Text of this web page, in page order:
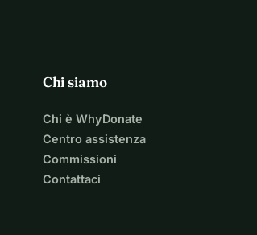
Chi siamo
Chi è WhyDonate
Centro assistenza
Commissioni
Contattaci